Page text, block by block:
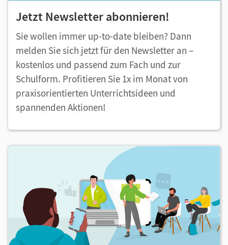
Jetzt Newsletter abonnieren!
Sie wollen immer up-to-date bleiben? Dann
melden Sie sich jetzt für den Newsletter an –
kostenlos und passend zum Fach und zur
Schulform. Profitieren Sie 1x im Monat von
praxisorientierten Unterrichtsideen und
spannenden Aktionen!